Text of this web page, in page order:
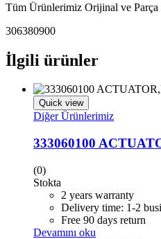
Tüm Ürünlerimiz Orijinal ve Parça
306380900
İlgili ürünler
Quick view
Diğer Ürünlerimiz
333060100
(0)
Stokta
2 years warranty
Delivery time: 1-2
Free 90 days return
Devamını oku